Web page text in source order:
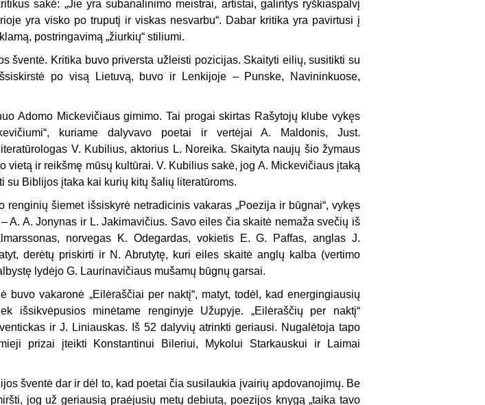
sakė: „Jie yra subanalinimo meistrai, artistai, galintys ryškiaspalvį
yra visko po truputį ir viskas nesvarbu“. Dabar kritika yra pavirtusi į
postringavimą „žiurkių“ stiliumi.
šventė. Kritika buvo priversta užleisti pozicijas. Skaityti eilių, susitikti su
po visą Lietuvą, buvo ir Lenkijoje – Punske, Navininkuose,
Adomo Mickevičiaus gimimo. Tai progai skirtas Rašytojų klube vykęs
kuriame dalyvavo poetai ir vertėjai A. Maldonis, Just.
V. Kubilius, aktorius L. Noreika. Skaityta naujų šio žymaus
vietą ir reikšmę mūsų kultūrai. V. Kubilius sakė, jog A. Mickevičiaus įtaką
su Biblijos įtaka kai kurių kitų šalių literatūroms.
renginių šiemet išsiskyrė netradicinis vakaras „Poezija ir būgnai“, vykęs
A. A. Jonynas ir L. Jakimavičius. Savo eiles čia skaitė nemaža svečių iš
norvegas K. Odegardas, vokietis E. G. Paffas, anglas J.
derėtų priskirti ir N. Abrutytę, kuri eiles skaitė anglų kalba (vertimo
lydėjo G. Laurinavičiaus mušamų būgnų garsai.
buvo vakaronė „Eilėraščiai per naktį“, matyt, todėl, kad energingiausių
išsikvėpusios minėtame renginyje Užupyje. „Eilėraščių per naktį“
ir J. Liniauskas. Iš 52 dalyvių atrinkti geriausi. Nugalėtoja tapo
prizai įteikti Konstantinui Bileriui, Mykolui Starkauskui ir Laimai
šventė dar ir dėl to, kad poetai čia susilaukia įvairių apdovanojimų. Be
jog už geriausią praėjusių metų debiutą, poezijos knygą „taika tavo